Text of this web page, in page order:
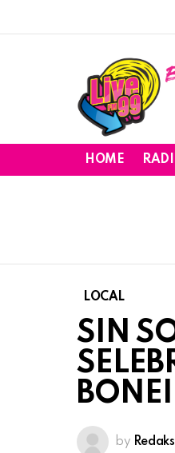
HOME
LOCAL
SIN
by